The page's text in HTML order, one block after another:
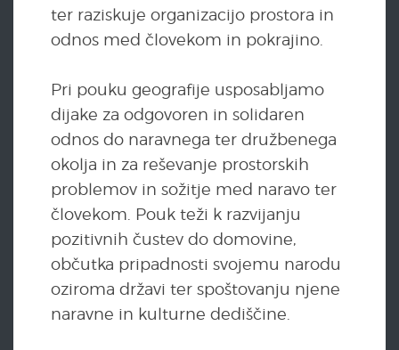
ter raziskuje organizacijo prostora in
odnos med človekom in pokrajino.
Pri pouku geografije usposabljamo
dijake za odgovoren in solidaren
odnos do naravnega ter družbenega
okolja in za reševanje prostorskih
problemov in sožitje med naravo ter
človekom. Pouk teži k razvijanju
pozitivnih čustev do domovine,
občutka pripadnosti svojemu narodu
oziroma državi ter spoštovanju njene
naravne in kulturne dediščine.